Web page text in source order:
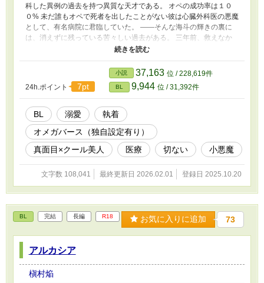
科した異例の過去を持つ異質な天才である。 オペの成功率は１０
０% 未だ誰もオペで死者を出したことがない彼は心臓外科医の悪魔
として、有名病院に君臨していた。 ――そんな海斗の輝きの裏に
は、消えずに残っている苦々しい過去がある。 三年前、救えなか
った命。 そしてその時、自分を激しく拒絶し、冷たい視線で「悪
れど二度と会うつもりもなかった男。 だが、意図せず病院の廊下
で、海斗は漣と再び再会してしまう。 ※オメガバース独自設定で
す。 ※本命以外の絡みもまぁまぁあります。虐待描写もあり 苦手
な方はご注意を ※見切り発車なので、随時修正入ります。長編予
定なので、完結は気長にお待ちいただけましたら幸いです。気まぐ
れ更新
24h.ポイント 7pt
小説 37,163 位 / 228,619件
BL 9,944 位 / 31,392件
BL 溺愛
執着
オメガバース（独自設定有り）
真面目×クール美人
医療 切ない 小悪魔
文字数 108,041 最終更新日 2026.02.01 登録日 2025.10.20
BL 完結 長編 R18 お気に入りに追加 73
アルカシア
槇村焔